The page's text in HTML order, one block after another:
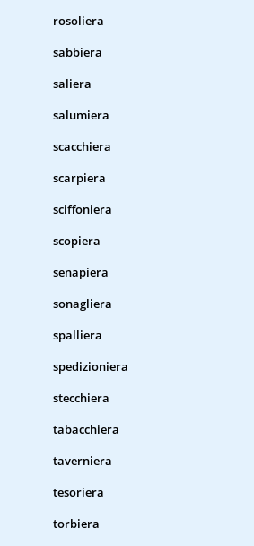
rosoliera
sabbiera
saliera
salumiera
scacchiera
scarpiera
sciffoniera
scopiera
senapiera
sonagliera
spalliera
spedizioniera
stecchiera
tabacchiera
taverniera
tesoriera
torbiera